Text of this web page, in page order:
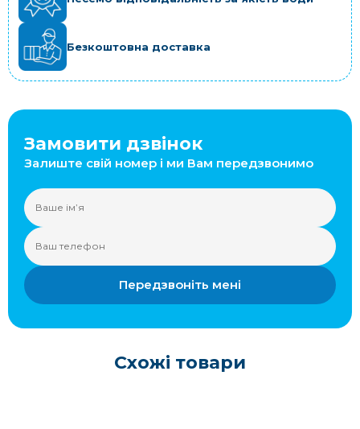
Безкоштовна доставка
Замовити дзвінок
Залиште свій номер і ми Вам передзвонимо
Передзвоніть мені
Схожі товари